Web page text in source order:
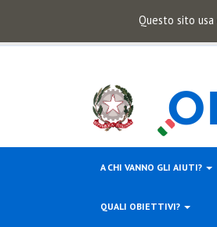
Questo sito
A CHI VANNO GLI AIUTI?
QUALI OBIETTIVI?